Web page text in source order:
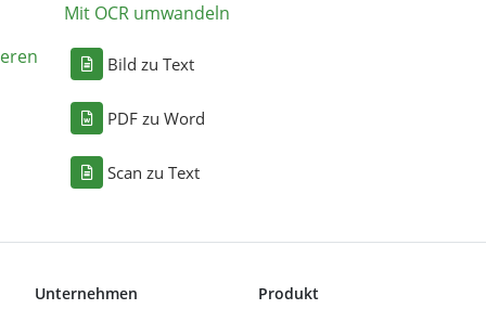
Mit OCR umwandeln
Bild zu Text
PDF zu Word
Scan zu Text
Unternehmen Produkt